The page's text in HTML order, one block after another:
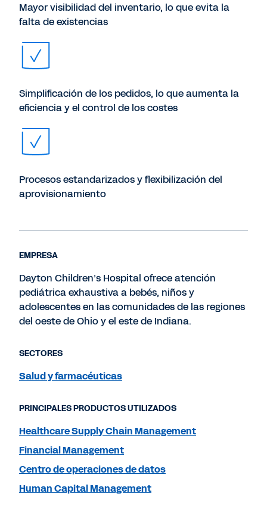
Mayor visibilidad del inventario, lo que evita la
falta de existencias
Simplificación de los pedidos, lo que aumenta la
eficiencia y el control de los costes
Procesos estandarizados y flexibilización del
aprovisionamiento
EMPRESA
Dayton Children’s Hospital ofrece atención
pediátrica exhaustiva a bebés, niños y
adolescentes en las comunidades de las regiones
del oeste de Ohio y el este de Indiana.
SECTORES
Salud y farmacéuticas
PRINCIPALES PRODUCTOS UTILIZADOS
Healthcare Supply Chain Management
Financial Management
Centro de operaciones de datos
Human Capital Management